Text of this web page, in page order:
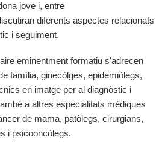
jove i, entre
diferents aspectes relacionats
i seguiment.
eminentment formatiu s'adrecen
família, ginecòlges, epidemiòlegs,
en imatge per al diagnòstic i
a altres especialitats mèdiques
de mama, patòlegs, cirurgians,
i psicooncòlegs.